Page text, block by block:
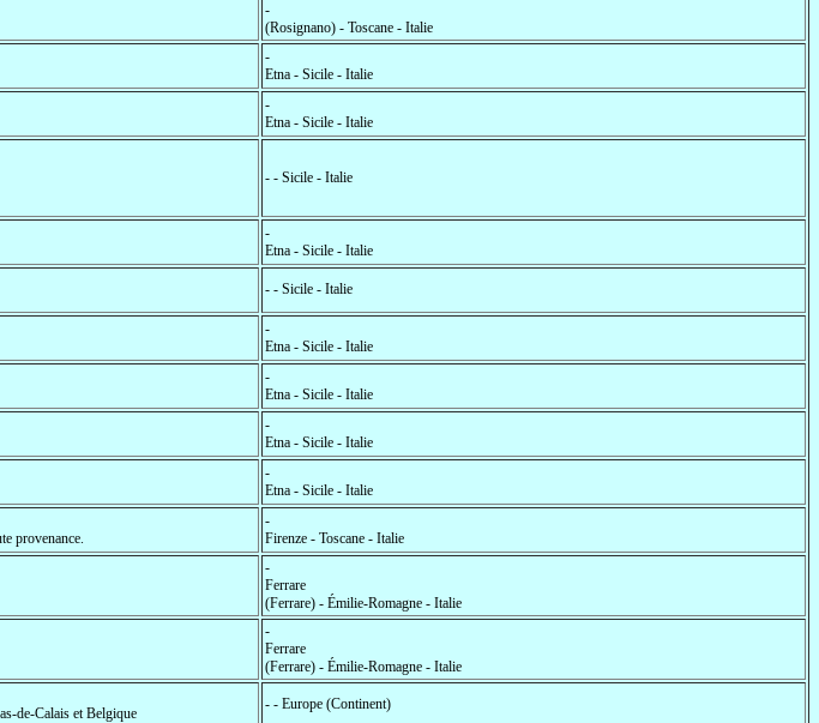
-
(Rosignano) - Toscane - Italie
-
Etna - Sicile - Italie
-
Etna - Sicile - Italie
- - Sicile - Italie
-
Etna - Sicile - Italie
- - Sicile - Italie
-
Etna - Sicile - Italie
-
Etna - Sicile - Italie
-
Etna - Sicile - Italie
-
Etna - Sicile - Italie
provenance.
-
Firenze - Toscane - Italie
-
Ferrare
(Ferrare) - Émilie-Romagne - Italie
-
Ferrare
(Ferrare) - Émilie-Romagne - Italie
de-Calais et Belgique
- - Europe (Continent)